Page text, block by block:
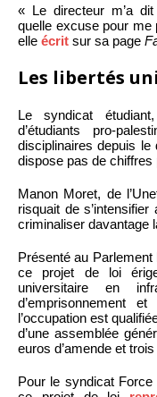
« Le directeur m’a
quelle excuse pour me
elle écrit sur sa page
Les libertés
Le syndicat
d’étudiants pro-
disciplinaires depuis le
dispose pas de chiffres
Manon Moret, de
risquait de
criminaliser davantage
Présenté au
ce projet de loi
universitaire en
d’emprisonnement
l’occupation est
d’une assemblée
euros d’amende et
Pour le syndicat Force